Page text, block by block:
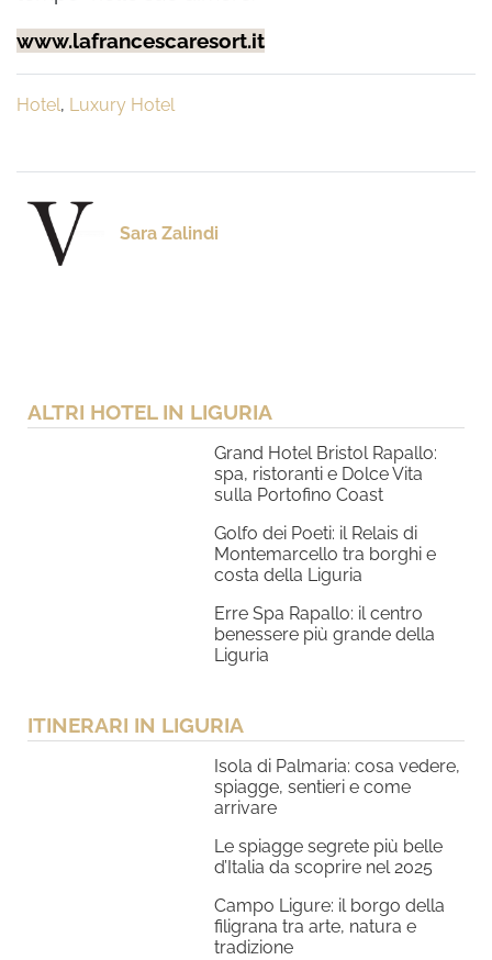
www.lafrancescaresort.it
Hotel, Luxury Hotel
Sara Zalindi
ALTRI HOTEL IN LIGURIA
Grand Hotel Bristol Rapallo:
spa, ristoranti e Dolce Vita
sulla Portofino Coast
Golfo dei Poeti: il Relais di
Montemarcello tra borghi e
costa della Liguria
Erre Spa Rapallo: il centro
benessere più grande della
Liguria
ITINERARI IN LIGURIA
Isola di Palmaria: cosa vedere,
spiagge, sentieri e come
arrivare
Le spiagge segrete più belle
d’Italia da scoprire nel 2025
Campo Ligure: il borgo della
filigrana tra arte, natura e
tradizione